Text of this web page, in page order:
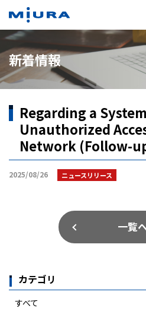
新着情報
Regarding a
Unauthorized
Network (Follow-
2025/08/26 ニュースリリース
一覧
カテゴリ
すべて